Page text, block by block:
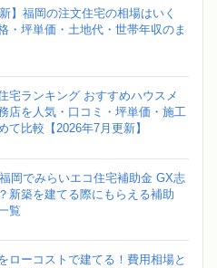
新】福岡の注文住宅の相場はいく
・坪単価・土地代・世帯年収のま
宅ランキング おすすめハウスメ
店を人気・口コミ・坪単価・施工
て比較【2026年7月更新】
福岡でみらいエコ住宅補助金 GX志
新築を建てる際にもらえる補助
覧
ローコストで建てる！費用相場と